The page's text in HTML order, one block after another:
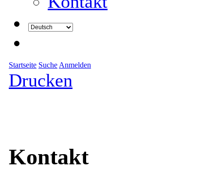
Startseite Suche Anmelden
Drucken
Kontakt